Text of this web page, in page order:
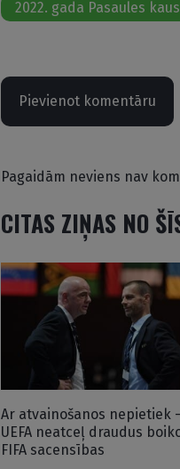
2022. gada Pasaules
Pievienot komentāru
Pagaidām neviens nav
CITAS ZIŅAS NO
Ar atvainošanos nepietiek
UEFA neatceļ draudus
FIFA sacensības